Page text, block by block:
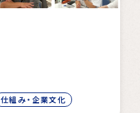
仕組み・企業文化